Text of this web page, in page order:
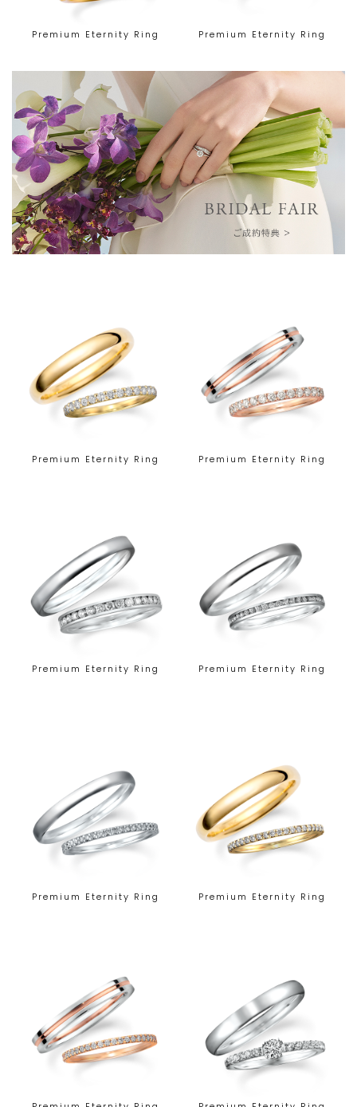
Premium Eternity Ring Premium Eternity Ring
Premium Eternity Ring Premium Eternity Ring
Premium Eternity Ring Premium Eternity Ring
Premium Eternity Ring Premium Eternity Ring